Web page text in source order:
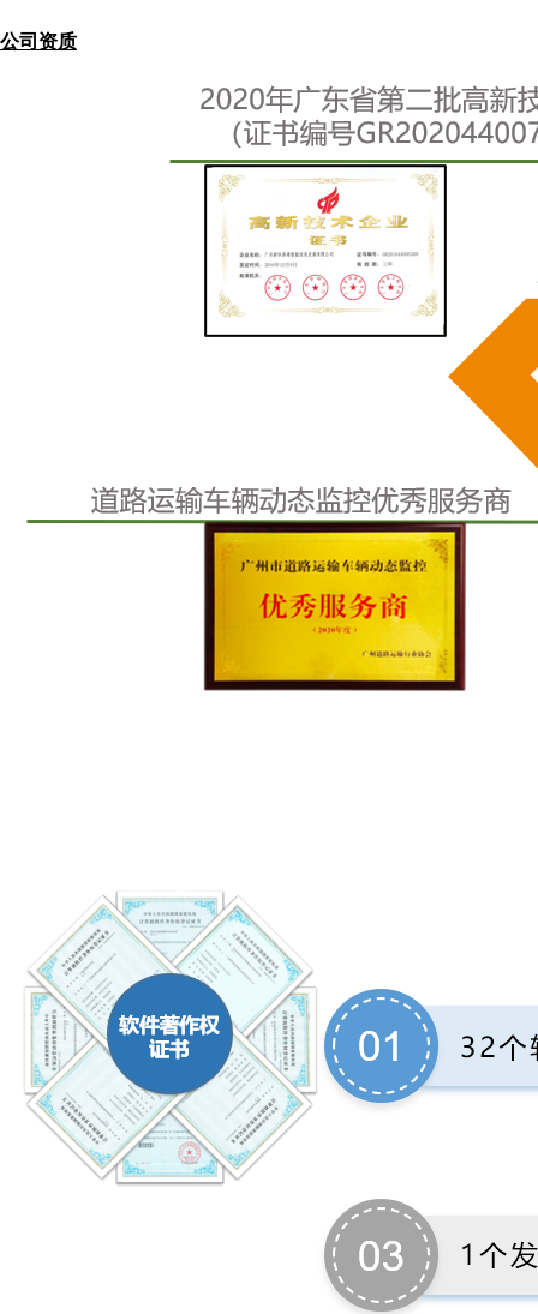
公司资质